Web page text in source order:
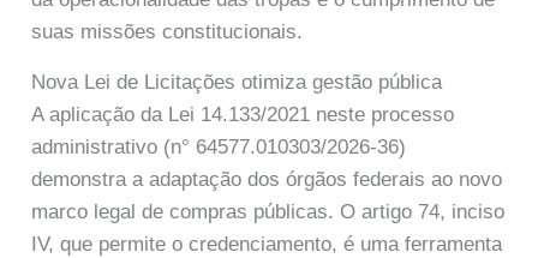
suas missões constitucionais.
Nova Lei de Licitações otimiza gestão pública
A aplicação da Lei 14.133/2021 neste processo
administrativo (n° 64577.010303/2026-36)
demonstra a adaptação dos órgãos federais ao novo
marco legal de compras públicas. O artigo 74, inciso
IV, que permite o credenciamento, é uma ferramenta